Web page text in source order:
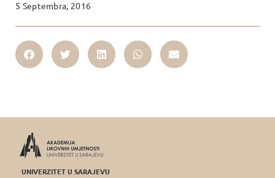
5 Septembra, 2016
UNIVERZITET U SARAJEVU